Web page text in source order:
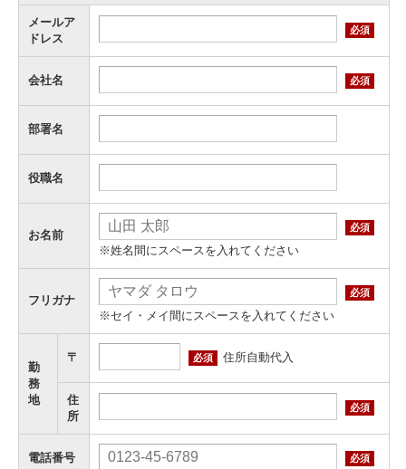
メールア
ドレス
必須
会社名 必須
部署名
役職名
お名前
必須
※姓名間にスペースを入れてください
フリガナ
必須
※セイ・メイ間にスペースを入れてください
勤
務
地
〒 必須 住所自動代入
住
所
必須
電話番号 必須